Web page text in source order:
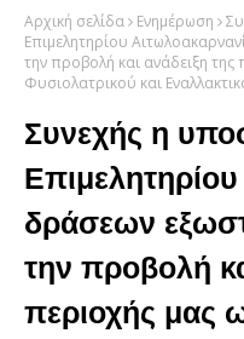
Αρχική σελίδα Ενημέρωση
Επιμελητηρίου
την προβολή και ανάδειξη
Φυσιολατρικού και
Συνεχής η
δράσεων
την προβολή
περιοχής μας